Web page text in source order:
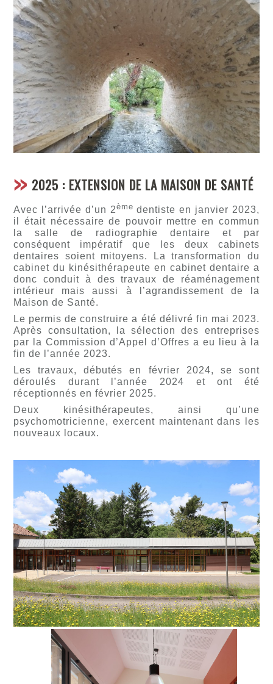
2025 : EXTENSION DE LA MAISON DE SANTÉ
Avec l’arrivée d’un 2ème dentiste en janvier 2023,
il était nécessaire de pouvoir mettre en commun
la salle de radiographie dentaire et par
conséquent impératif que les deux cabinets
dentaires soient mitoyens. La transformation du
cabinet du kinésithérapeute en cabinet dentaire a
donc conduit à des travaux de réaménagement
intérieur mais aussi à l’agrandissement de la
Maison de Santé.
Le permis de construire a été délivré fin mai 2023.
Après consultation, la sélection des entreprises
par la Commission d’Appel d’Offres a eu lieu à la
fin de l’année 2023.
Les travaux, débutés en février 2024, se sont
déroulés durant l’année 2024 et ont été
réceptionnés en février 2025.
Deux kinésithérapeutes, ainsi qu’une
psychomotricienne, exercent maintenant dans les
nouveaux locaux.